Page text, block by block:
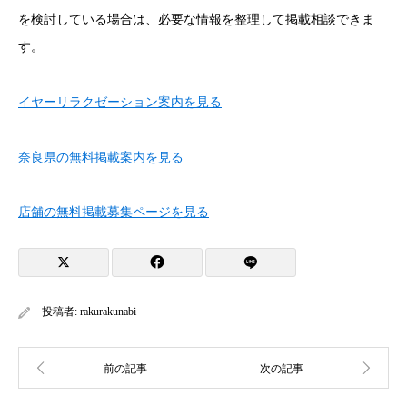
を検討している場合は、必要な情報を整理して掲載相談できま
す。
イヤーリラクゼーション案内を見る
奈良県の無料掲載案内を見る
店舗の無料掲載募集ページを見る
投稿者: rakurakunabi